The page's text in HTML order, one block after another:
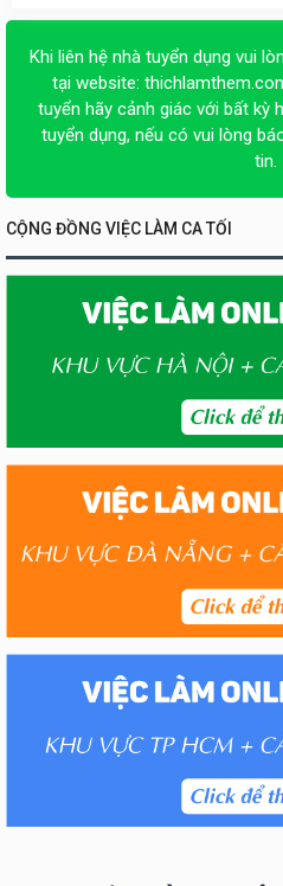
Khi liên hệ nhà tuyển dụng vui
tại website:
tuyển hãy cảnh giác với bất kỳ
tuyển dụng, nếu có vui lòng
tin.
CỘNG ĐỒNG VIỆC LÀM CA TỐI